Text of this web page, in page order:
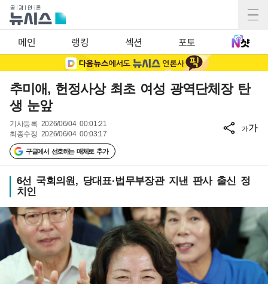
메인 랭킹 섹션 포토
추미애, 헌정사상 최초 여성 광역단체장 탄
생 눈앞
기사등록 2026/06/04 00:01:21
최종수정 2026/06/04 00:03:17
구글에서 선호하는 매체로 추가
가가
6선 국회의원, 당대표·법무부장관 지낸 판사 출신 정
치인